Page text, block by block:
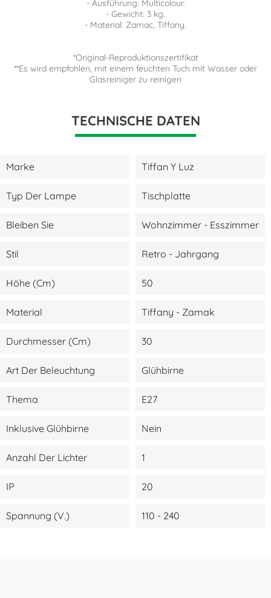
- Ausführung: Multicolour.
- Gewicht: 3 kg.
- Material: Zamac, Tiffany.
*Original-Reproduktionszertifikat
**Es wird empfohlen, mit einem feuchten Tuch mit Wasser oder
Glasreiniger zu reinigen
TECHNISCHE DATEN
Marke Tiffan Y Luz
Typ Der Lampe Tischplatte
Bleiben Sie Wohnzimmer - Esszimmer
Stil Retro - Jahrgang
Höhe (cm) 50
Material Tiffany - Zamak
Durchmesser (cm) 30
Art Der Beleuchtung Glühbirne
Thema E27
Inklusive Glühbirne Nein
Anzahl Der Lichter 1
IP 20
Spannung (V.) 110 - 240